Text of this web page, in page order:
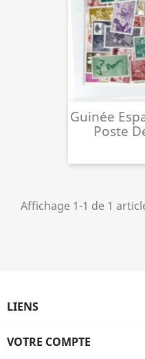
Guinée
Poste
Affichage 1-1 de 1
LIENS
VOTRE COMPTE